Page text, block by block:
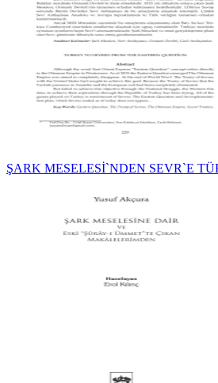
ŞARK MESELESİ`NDEN SEVR`E